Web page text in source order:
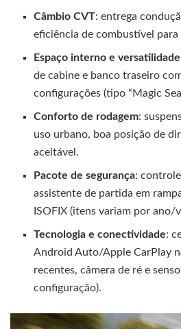
Câmbio CVT: entrega
eficiência de combustível para
Espaço interno e versatilidade
de cabine e banco traseiro
configurações (tipo “Magic
Conforto de rodagem:
uso urbano, boa posição de
aceitável.
Pacote de segurança:
assistente de partida em
ISOFIX (itens variam por ano/
Tecnologia e conectividade:
Android Auto/Apple CarPlay
recentes, câmera de ré e
configuração).